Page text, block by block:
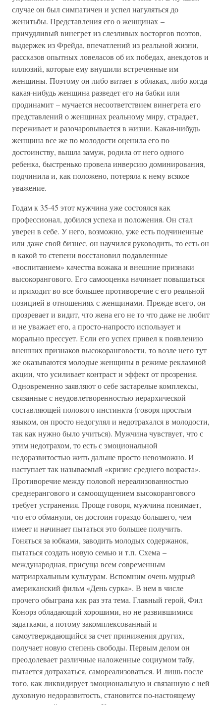
случае он был симпатичен и успел нагуляться до
женитьбы. Представления его о женщинах –
причудливый винегрет из слезливых восторгов поэтов,
выдержек из Фрейда, впечатлений из реальной жизни,
рассказов опытных ловеласов об их победах, анекдотов и
иллюзий, которые ему внушили встреченные им
женщины. Поэтому он либо витает в облаках, либо когда
какая-нибудь женщина разведет его на бабки или
продинамит – мучается несоответствием винегрета его
представлений о женщинах реальному миру, страдает,
переживает и разочаровывается в жизни. Какая-нибудь
женщина все же по молодости оценила его по
достоинству, вышла замуж, родила от него одного
ребенка, быстренько провела инверсию доминирования,
подчинила и, как положено, потеряла к нему всякое
уважение.
Годам к 35-45 этот мужчина уже состоялся как
профессионал, добился успеха и положения. Он стал
уверен в себе. У него, возможно, уже есть подчиненные
или даже свой бизнес, он научился руководить, то есть он
в какой то степени восстановил подавленные
«воспитанием» качества вожака и внешние признаки
высокорангового. Его самооценка начинает повышаться
и приходит во все большее противоречие с его реальной
позицией в отношениях с женщинами. Прежде всего, он
прозревает и видит, что жена его не то что даже не любит
и не уважает его, а просто-напросто использует и
морально прессует. Если его успех привел к появлению
внешних признаков высокоранговости, то возле него тут
же оказываются молодые женщины в режиме рекламной
акции, что усиливает контраст и эффект от прозрения.
Одновременно заявляют о себе застарелые комплексы,
связанные с неудовлетворенностью иерархической
составляющей полового инстинкта (говоря простым
языком, он просто недогулял и недотрахался в молодости,
так как нужно было учиться). Мужчина чувствует, что с
этим недотрахом, то есть с эмоциональной
недоразвитостью жить дальше просто невозможно. И
наступает так называемый «кризис среднего возраста».
Противоречие между половой нереализованностью
среднерангового и самоощущением высокорангового
требует устранения. Проще говоря, мужчина понимает,
что его обманули, он достоин гораздо большего, чем
имеет и начинает пытаться это большее получить.
Гоняться за юбками, заводить молодых содержанок,
пытаться создать новую семью и т.п. Схема –
международная, присуща всем современным
матриархальным культурам. Вспомним очень мудрый
американский фильм «День сурка». В нем в числе
прочего обыграна как раз эта тема. Главный герой, Фил
Конорз обладающий хорошими, но не развившимися
задатками, а потому закомплексованный и
самоутверждающийся за счет принижения других,
получает новую степень свободы. Первым делом он
преодолевает различные наложенные социумом табу,
пытается дотрахаться, самореализоваться. И лишь после
того, как ликвидирует эмоциональную и связанную с ней
духовную недоразвитость, становится по-настоящему